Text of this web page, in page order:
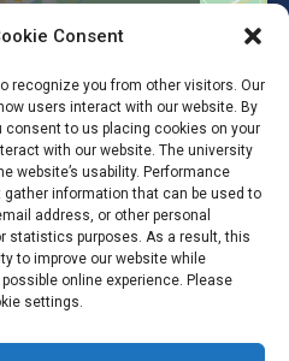
Consent
recognize you from other visitors. Our
users interact with our website. By
to us placing cookies on your
with our website. The university
website’s usability. Performance
information that can be used to
address, or other personal
statistics purposes. As a result, this
to improve our website while
online experience. Please
settings.
content